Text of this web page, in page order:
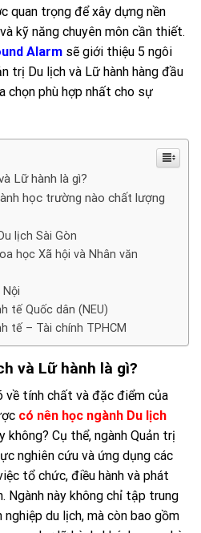
quan trọng để xây dựng nền
kỹ năng chuyên môn cần thiết.
Alarm sẽ giới thiệu 5 ngôi
trị Du lịch và Lữ hành hàng đầu
chọn phù hợp nhất cho sự
Lữ hành là gì?
học trường nào chất lượng
lịch Sài Gòn
học Xã hội và Nhân văn
tế Quốc dân (NEU)
tế – Tài chính TPHCM
và Lữ hành là gì?
về tính chất và đặc điểm của
có nên học ngành Du lịch
không? Cụ thể, ngành Quản trị
nghiên cứu và ứng dụng các
tổ chức, điều hành và phát
Ngành này không chỉ tập trung
du lịch, mà còn bao gồm